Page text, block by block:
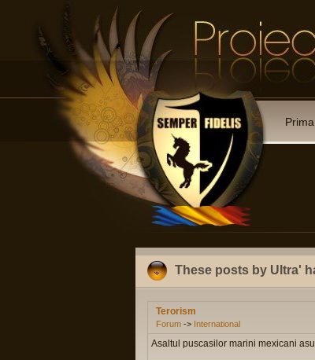
These posts by Ultra'
Terorism
Forum -> International
Asaltul puscasilor marini mexicani